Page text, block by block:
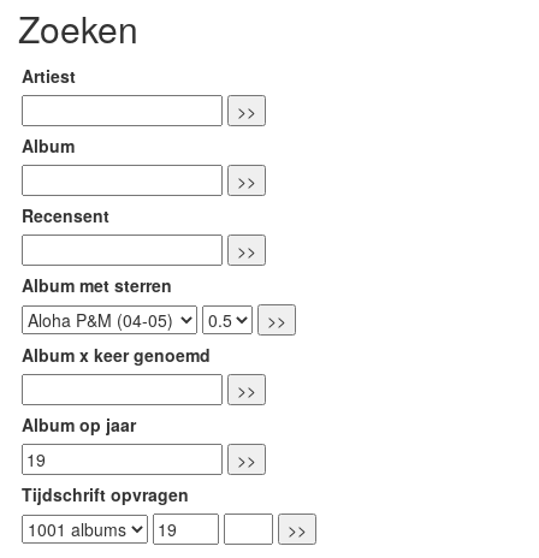
Zoeken
Artiest
Album
Recensent
Album met sterren
Album x keer genoemd
Album op jaar
Tijdschrift opvragen